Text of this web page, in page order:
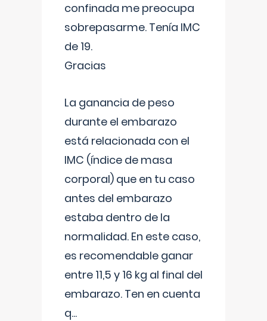
confinada me preocupa
sobrepasarme. Tenía IMC
de 19.
Gracias
La ganancia de peso
durante el embarazo
está relacionada con el
IMC (índice de masa
corporal) que en tu caso
antes del embarazo
estaba dentro de la
normalidad. En este caso,
es recomendable ganar
entre 11,5 y 16 kg al final del
embarazo. Ten en cuenta
q...